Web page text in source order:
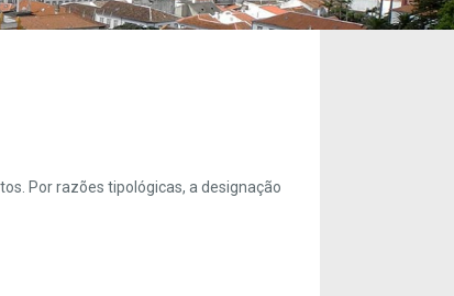
Por razões tipológicas, a designação